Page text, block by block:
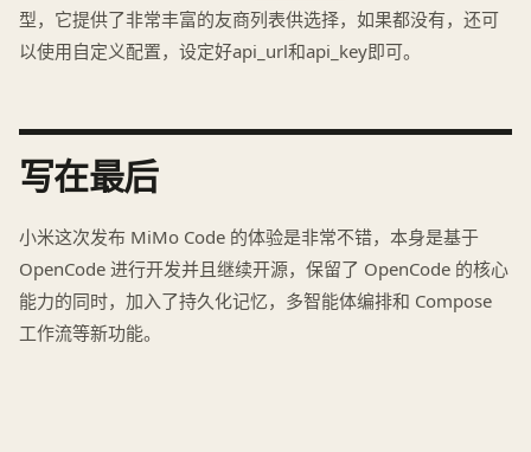
型，它提供了非常丰富的友商列表供选择，如果都没有，还可
以使用自定义配置，设定好api_url和api_key即可。
写在最后
小米这次发布 MiMo Code 的体验是非常不错，本身是基于
OpenCode 进行开发并且继续开源，保留了 OpenCode 的核心
能力的同时，加入了持久化记忆，多智能体编排和 Compose
工作流等新功能。